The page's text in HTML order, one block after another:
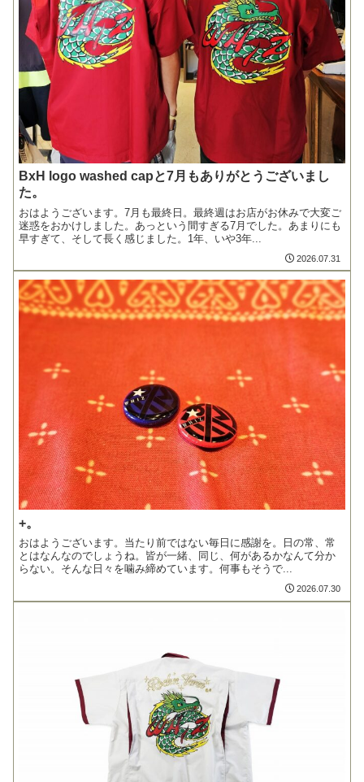
BxH logo washed capと7月もありがとうございまし
た。
おはようございます。7月も最終日。最終週はお店がお休みで大変ご
迷惑をおかけしました。あっという間すぎる7月でした。あまりにも
早すぎて、そして長く感じました。1年、いや3年...
2026.07.31
+。
おはようございます。当たり前ではない毎日に感謝を。日の常、常
とはなんなのでしょうね。皆が一緒、同じ、何があるかなんて分か
らない。そんな日々を噛み締めています。何事もそうで...
2026.07.30